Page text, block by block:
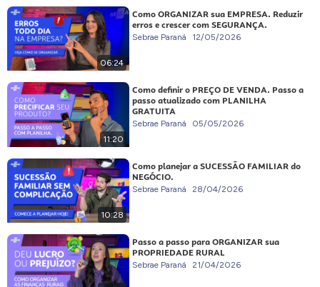
06:24
Como ORGANIZAR sua EMPRESA. Reduzir
erros e crescer com SEGURANÇA.
Sebrae Paraná 12/05/2026
11:20
Como definir o PREÇO DE VENDA. Passo a
passo atualizado com PLANILHA
GRATUITA
Sebrae Paraná 05/05/2026
10:28
Como planejar a SUCESSÃO FAMILIAR do
NEGÓCIO.
Sebrae Paraná 28/04/2026
Passo a passo para ORGANIZAR sua
PROPRIEDADE RURAL
Sebrae Paraná 21/04/2026